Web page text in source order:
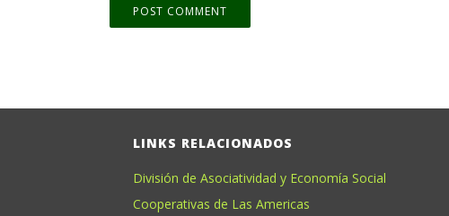
LINKS RELACIONADOS
División de Asociatividad y Economía Social
Cooperativas de Las Americas